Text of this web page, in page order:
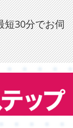
短30分でお伺